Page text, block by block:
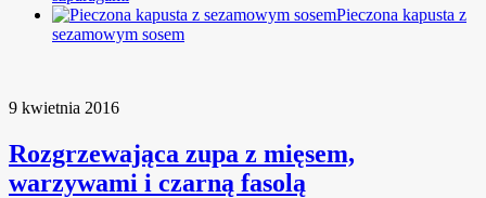
Pieczona kapusta z
sezamowym sosem
9 kwietnia 2016
Rozgrzewająca zupa z mięsem,
warzywami i czarną fasolą